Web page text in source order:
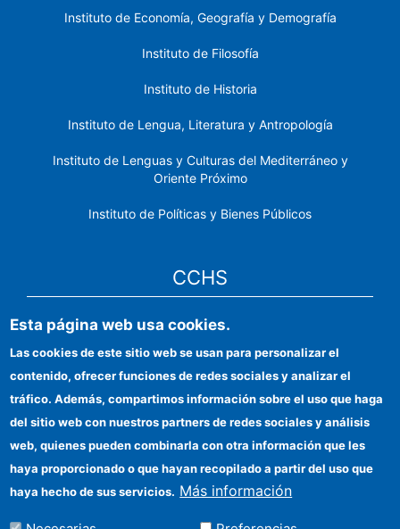
Instituto de Economía, Geografía y Demografía
Instituto de Filosofía
Instituto de Historia
Instituto de Lengua, Literatura y Antropología
Instituto de Lenguas y Culturas del Mediterráneo y
Oriente Próximo
Instituto de Políticas y Bienes Públicos
CCHS
Sede electrónica CSIC
Identidad institucional
Información para proveedores
Ayudas FEDER
Organismos financiadores
Contacto
Esta página web usa cookies.
Las cookies de este sitio web se usan para personalizar el
contenido, ofrecer funciones de redes sociales y analizar el
tráfico. Además, compartimos información sobre el uso que haga
del sitio web con nuestros partners de redes sociales y análisis
web, quienes pueden combinarla con otra información que les
haya proporcionado o que hayan recopilado a partir del uso que
haya hecho de sus servicios. Más información